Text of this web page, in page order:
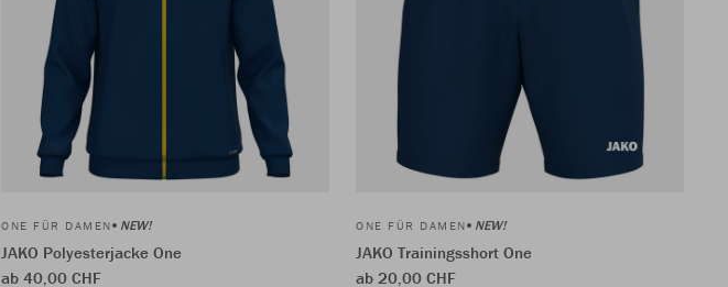
ONE FÜR DAMEN NEW!
JAKO Polyesterjacke One
ab 40,00 CHF
ONE FÜR DAMEN NEW!
JAKO Trainingsshort One
ab 20,00 CHF